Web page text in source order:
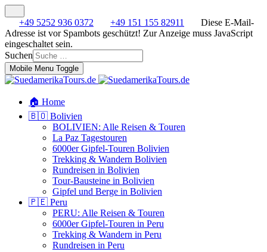
+49 5252 936 0372 +49 151 155 82911
Diese E-Mail-
Adresse ist vor Spambots geschützt! Zur Anzeige muss JavaScript
eingeschaltet sein.
Suchen
Mobile Menu Toggle
🏠 Home
🇧🇴 Bolivien
BOLIVIEN: Alle Reisen & Touren
La Paz Tagestouren
6000er Gipfel-Touren Bolivien
Trekking & Wandern Bolivien
Rundreisen in Bolivien
Tour-Bausteine in Bolivien
Gipfel und Berge in Bolivien
🇵🇪 Peru
PERU: Alle Reisen & Touren
6000er Gipfel-Touren in Peru
Trekking & Wandern in Peru
Rundreisen in Peru